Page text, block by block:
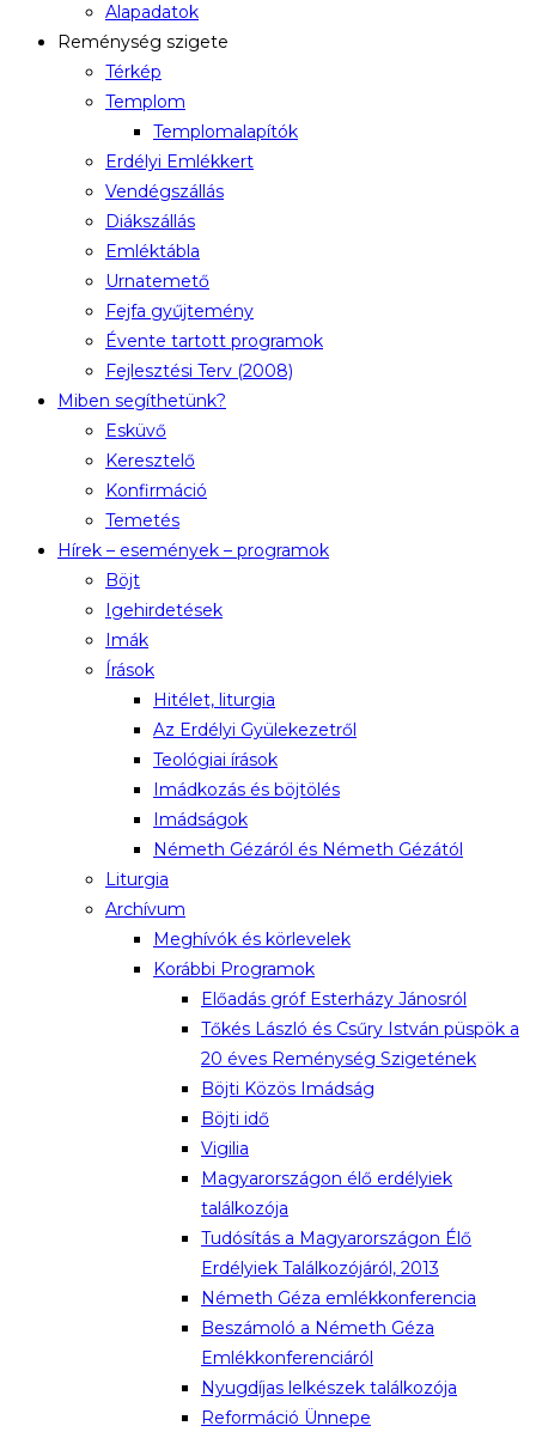
Alapadatok
Reménység szigete
Térkép
Templom
Templomalapítók
Erdélyi Emlékkert
Vendégszállás
Diákszállás
Emléktábla
Urnatemető
Fejfa gyűjtemény
Évente tartott programok
Fejlesztési Terv (2008)
Miben segíthetünk?
Esküvő
Keresztelő
Konfirmáció
Temetés
Hírek – események – programok
Böjt
Igehirdetések
Imák
Írások
Hitélet, liturgia
Az Erdélyi Gyülekezetről
Teológiai írások
Imádkozás és böjtölés
Imádságok
Németh Gézáról és Németh Gézától
Liturgia
Archívum
Meghívók és körlevelek
Korábbi Programok
Előadás gróf Esterházy Jánosról
Tőkés László és Csűry István püspök a
20 éves Reménység Szigetének
Böjti Közös Imádság
Böjti idő
Vigilia
Magyarországon élő erdélyiek
találkozója
Tudósítás a Magyarországon Élő
Erdélyiek Találkozójáról, 2013
Németh Géza emlékkonferencia
Beszámoló a Németh Géza
Emlékkonferenciáról
Nyugdíjas lelkészek találkozója
Reformáció Ünnepe